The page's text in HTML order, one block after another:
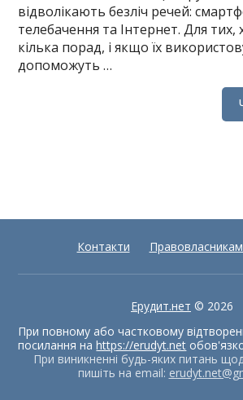
відволікають безліч речей:
телебачення та Інтернет. Для тих,
кілька порад, і якщо їх
допоможуть …
Контакти
Ерудит.нет © 2026
При повному або частковому
посилання наhttps://erudyt.net
При виникненні будь-яких питань
пишіть на email: